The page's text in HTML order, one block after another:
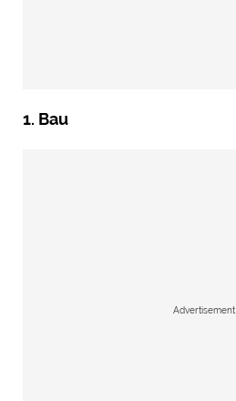
1. Bau
Advertisement